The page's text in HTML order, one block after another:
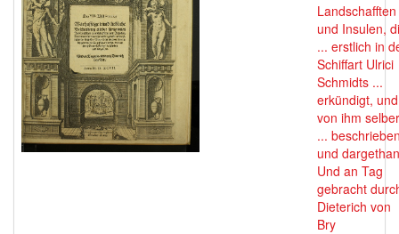
Landschafften
und Insulen,
... erstlich in
Schiffart Ulrici
Schmidts ...
erkündigt, und
von ihm selber
...
und
Und an Tag
gebracht
Dieterich von
Bry